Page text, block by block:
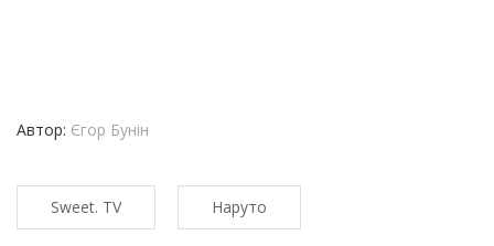
Автор: Єгор Бунін
Sweet. TV Наруто